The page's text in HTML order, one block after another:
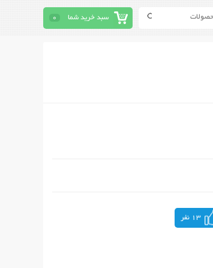
سبد خرید شما 0
13 نفر